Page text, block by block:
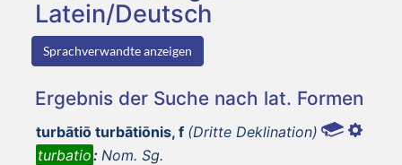
Latein/Deutsch
Sprachverwandte anzeigen
Ergebnis der Suche nach lat. Formen
turbātiō turbātiōnis, f (Dritte Deklination)
turbatio: Nom. Sg.